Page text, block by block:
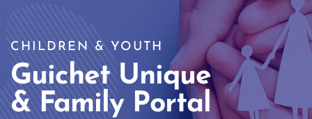
CHILDREN & YOUTH
Guichet Unique
& Family Portal